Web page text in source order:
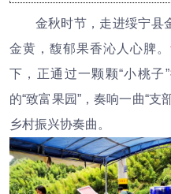
金秋时节，走进绥宁县
金黄，馥郁果香沁人心脾
下，正通过一颗颗“小桃子
的“致富果园”，奏响一曲“支
乡村振兴协奏曲。